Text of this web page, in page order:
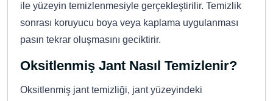
ile yüzeyin temizlenmesiyle gerçekleştirilir. Temizlik
sonrası koruyucu boya veya kaplama uygulanması
pasın tekrar oluşmasını geciktirir.
Oksitlenmiş Jant Nasıl Temizlenir?
Oksitlenmiş jant temizliği, jant yüzeyindeki